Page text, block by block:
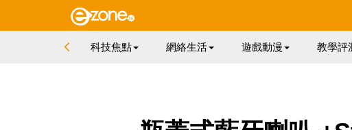
科技焦點 網絡生活 遊戲動漫 教學評